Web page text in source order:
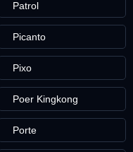
Patrol
Picanto
Pixo
Poer Kingkong
Porte